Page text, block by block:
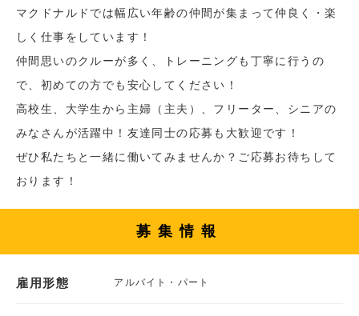
マクドナルドでは幅広い年齢の仲間が集まって仲良く・楽
しく仕事をしています！
仲間思いのクルーが多く、トレーニングも丁寧に行うの
で、初めての方でも安心してください！
高校生、大学生から主婦（主夫）、フリーター、シニアの
みなさんが活躍中！友達同士の応募も大歓迎です！
ぜひ私たちと一緒に働いてみませんか？ご応募お待ちして
おります！
募集情報
雇用形態 アルバイト・パート